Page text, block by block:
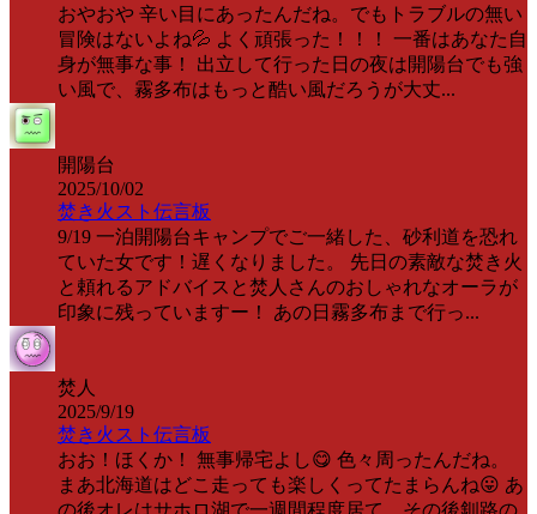
おやおや 辛い目にあったんだね。でもトラブルの無い
冒険はないよね💦 よく頑張った！！！ 一番はあなた自
身が無事な事！ 出立して行った日の夜は開陽台でも強
い風で、霧多布はもっと酷い風だろうが大丈...
開陽台
2025/10/02
焚き火スト伝言板
9/19 一泊開陽台キャンプでご一緒した、砂利道を恐れ
ていた女です！遅くなりました。 先日の素敵な焚き火
と頼れるアドバイスと焚人さんのおしゃれなオーラが
印象に残っていますー！ あの日霧多布まで行っ...
焚人
2025/9/19
焚き火スト伝言板
おお！ほくか！ 無事帰宅よし😋 色々周ったんだね。
まあ北海道はどこ走っても楽しくってたまらんね😛 あ
の後オレはサホロ湖で一週間程度居て、その後釧路の